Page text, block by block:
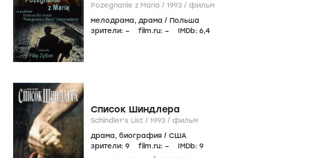
Pozegnanie z Maria / 1993 / фильм
мелодрама, драма / Польша
зрители: – film.ru: – IMDb: 6,4
Список Шиндлера
Schindler's List / 1993 / фильм
драма, биография / США
зрители: 9 film.ru: – IMDb: 9